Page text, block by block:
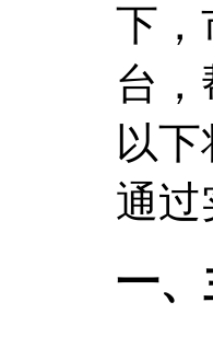
下，
台
以
通过
一